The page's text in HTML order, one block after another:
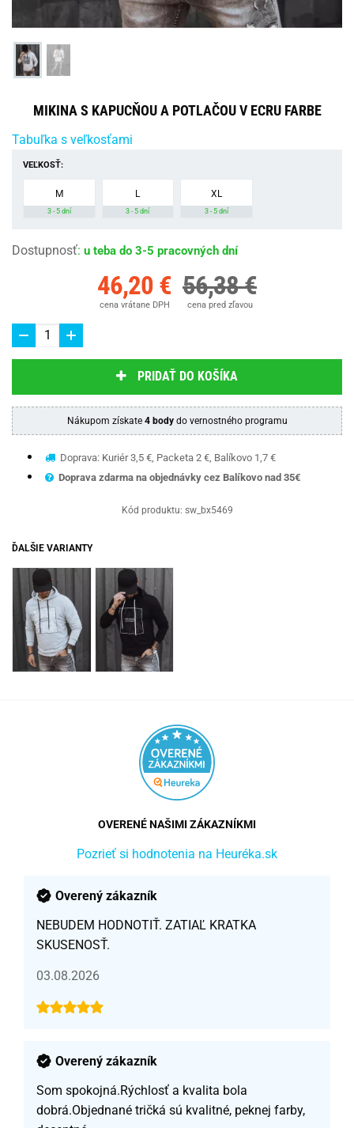
MIKINA S KAPUCŇOU A POTLAČOU V ECRU FARBE
Tabuľka s veľkosťami
VEĽKOSŤ:
M
3 - 5 dní
L
3 - 5 dní
XL
3 - 5 dní
Dostupnosť: u teba do 3-5 pracovných dní
46,20 €
cena vrátane DPH
56,38 €
cena pred zľavou
PRIDAŤ DO KOŠÍKA
Nákupom získate 4 bodydo vernostného programu
Doprava: Kuriér 3,5 €, Packeta 2 €, Balíkovo 1,7 €
Doprava zdarma na objednávky cez Balíkovo nad 35€
Kód produktu: sw_bx5469
ĎALŠIE VARIANTY
OVERENÉ NAŠIMI ZÁKAZNÍKMI
Pozrieť si hodnotenia na Heuréka.sk
Overený zákazník
NEBUDEM HODNOTIŤ. ZATIAĽ KRATKA
SKUSENOSŤ.
03.08.2026
Overený zákazník
Som spokojná.Rýchlosť a kvalita bola
dobrá.Objednané tričká sú kvalitné, peknej farby,